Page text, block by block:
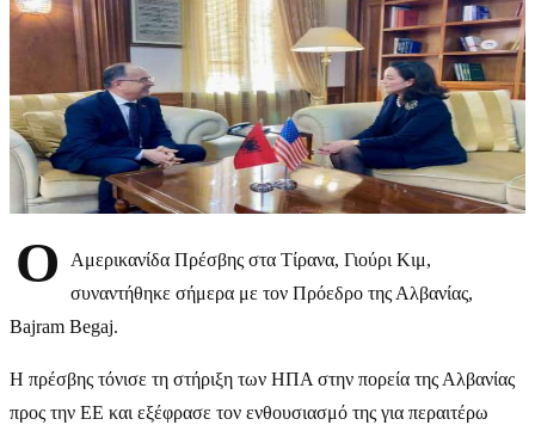
Ο
Αμερικανίδα Πρέσβης στα Τίρανα, Γιούρι Κιμ,
συναντήθηκε σήμερα με τον Πρόεδρο της Αλβανίας,
Bajram Begaj.
Η πρέσβης τόνισε τη στήριξη των ΗΠΑ στην πορεία της Αλβανίας
προς την ΕΕ και εξέφρασε τον ενθουσιασμό της για περαιτέρω